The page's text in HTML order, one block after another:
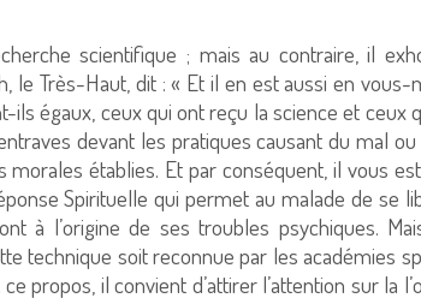
scientifique ; mais au contraire, il
le Très-Haut, dit : « Et il en est aussi en
ils égaux, ceux qui ont reçu la science et ceux
devant les pratiques causant du mal
morales établies. Et par conséquent, il vous
Spirituelle qui permet au malade de se
à l’origine de ses troubles psychiques.
technique soit reconnue par les académies
propos, il convient d’attirer l’attention sur la